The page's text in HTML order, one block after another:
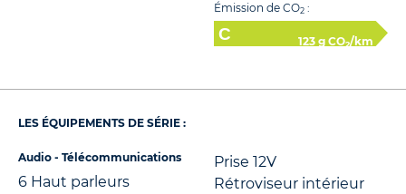
Émission de CO2 :
123 g CO2/km
LES ÉQUIPEMENTS DE SÉRIE :
Audio - Télécommunications
6 Haut parleurs
Prise 12V
Rétroviseur intérieur